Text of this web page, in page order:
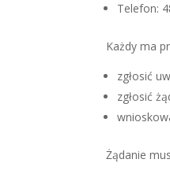
Telefon:
Każdy ma
zgłosić
zgłosić
Żądanie